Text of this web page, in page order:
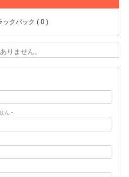
ックバック ( 0 )
りません。
ん -